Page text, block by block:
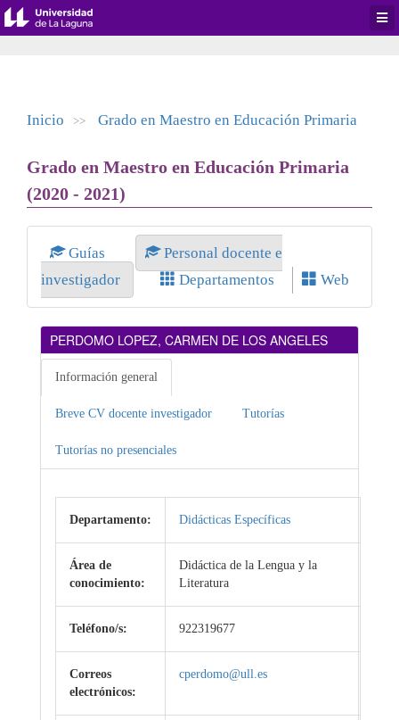
Inicio >> Grado en Maestro en Educación Primaria
Grado en Maestro en Educación Primaria
(2020 - 2021)
Guías
Personal docente e
investigador
Departamentos Web
PERDOMO LOPEZ, CARMEN DE LOS ANGELES
Información general
Breve CV docente investigador Tutorías
Tutorías no presenciales
Departamento: Didácticas Específicas
Área de
conocimiento:
Didáctica de la Lengua y la
Literatura
Teléfono/s: 922319677
Correos
electrónicos:
cperdomo@ull.es